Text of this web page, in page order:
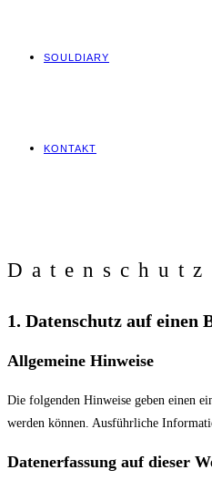
SOULDIARY
KONTAKT
Datenschutz
1. Datenschutz auf einen
Allgemeine Hinweise
Die folgenden Hinweise geben einen
werden können. Ausführliche
Datenerfassung auf dieser